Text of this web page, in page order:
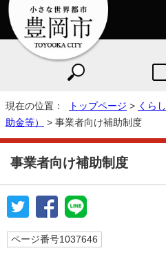
現在の位置： トップページ > くらし
助金等）
> 事業者向け補助制度
事業者向け補助制度
ページ番号1037646